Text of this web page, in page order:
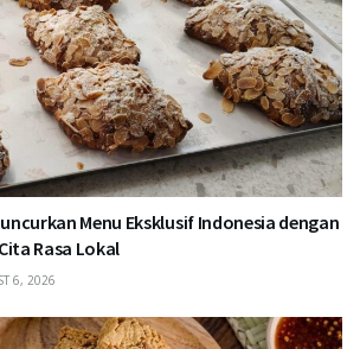
Menu Eksklusif Indonesia dengan
Rasa Lokal
6, 2026